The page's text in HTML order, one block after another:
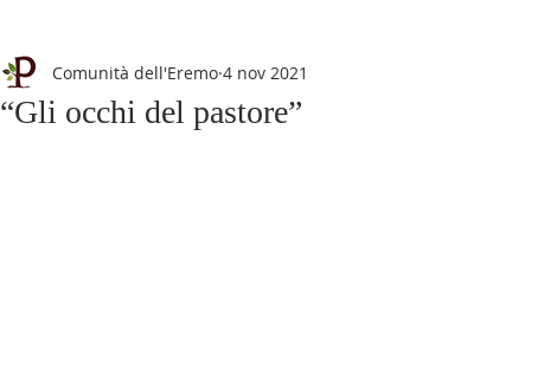
“Gli occhi del pastore”
Comunità dell'Eremo 4 nov 2021